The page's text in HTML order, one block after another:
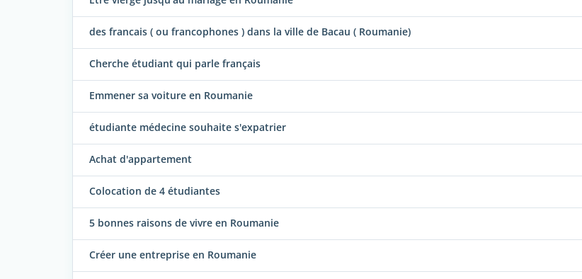
des francais ( ou francophones ) dans la ville de Bacau ( Roumanie)
Cherche étudiant qui parle français
Emmener sa voiture en Roumanie
étudiante médecine souhaite s'expatrier
Achat d'appartement
Colocation de 4 étudiantes
5 bonnes raisons de vivre en Roumanie
Créer une entreprise en Roumanie